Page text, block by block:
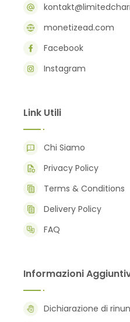
monetizead.com
Facebook
Instagram
Link Utili
Chi Siamo
Privacy Policy
Terms & Conditions
Delivery Policy
FAQ
Informazioni
Dichiarazione di